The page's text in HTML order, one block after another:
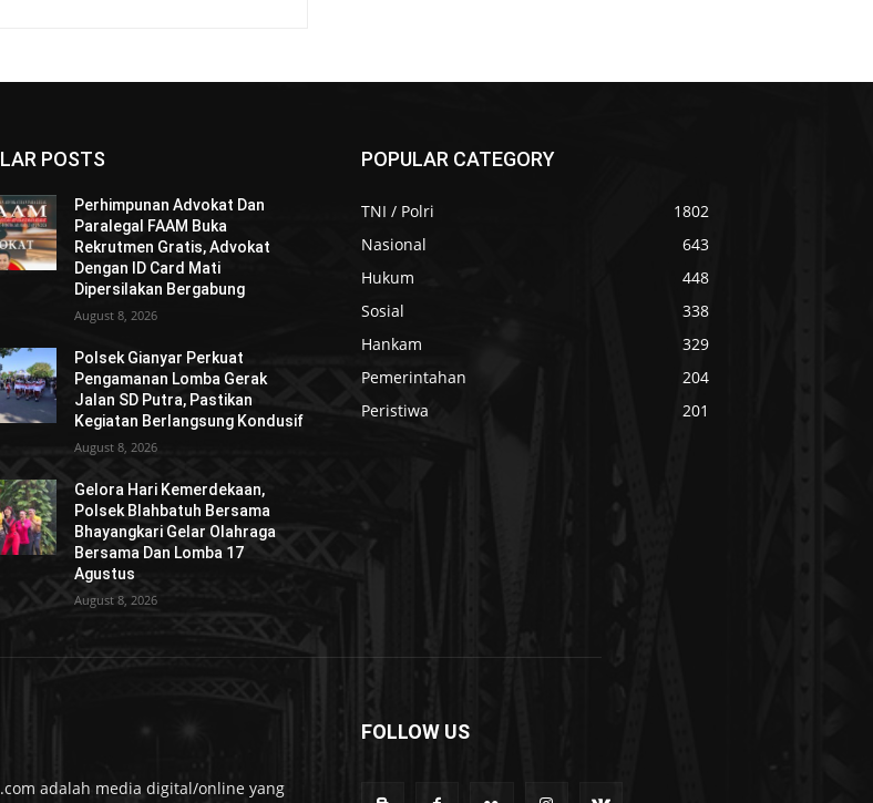
POSTS
Perhimpunan Advokat Dan
Paralegal FAAM Buka
Rekrutmen Gratis, Advokat
Dengan ID Card Mati
Dipersilakan Bergabung
August 8, 2026
Polsek Gianyar Perkuat
Pengamanan Lomba Gerak
Jalan SD Putra, Pastikan
Kegiatan Berlangsung Kondusif
August 8, 2026
Gelora Hari Kemerdekaan,
Polsek Blahbatuh Bersama
Bhayangkari Gelar Olahraga
Bersama Dan Lomba 17
Agustus
August 8, 2026
POPULAR CATEGORY
TNI / Polri
1802
Nasional
643
Hukum
448
Sosial
338
Hankam
329
Pemerintahan
204
Peristiwa
201
adalah media digital/online yang
FOLLOW US